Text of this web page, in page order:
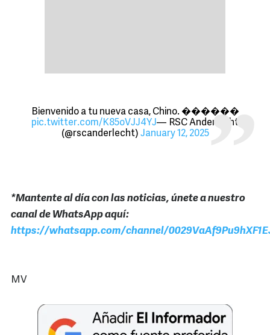
Bienvenido a tu nueva casa, Chino. ������
pic.twitter.com/K85oVJJ4YJ— RSC Anderlecht
(@rscanderlecht) January 12, 2025
*Mantente al día con las noticias, únete a nuestro
canal de WhatsApp aquí:
https://whatsapp.com/channel/
MV